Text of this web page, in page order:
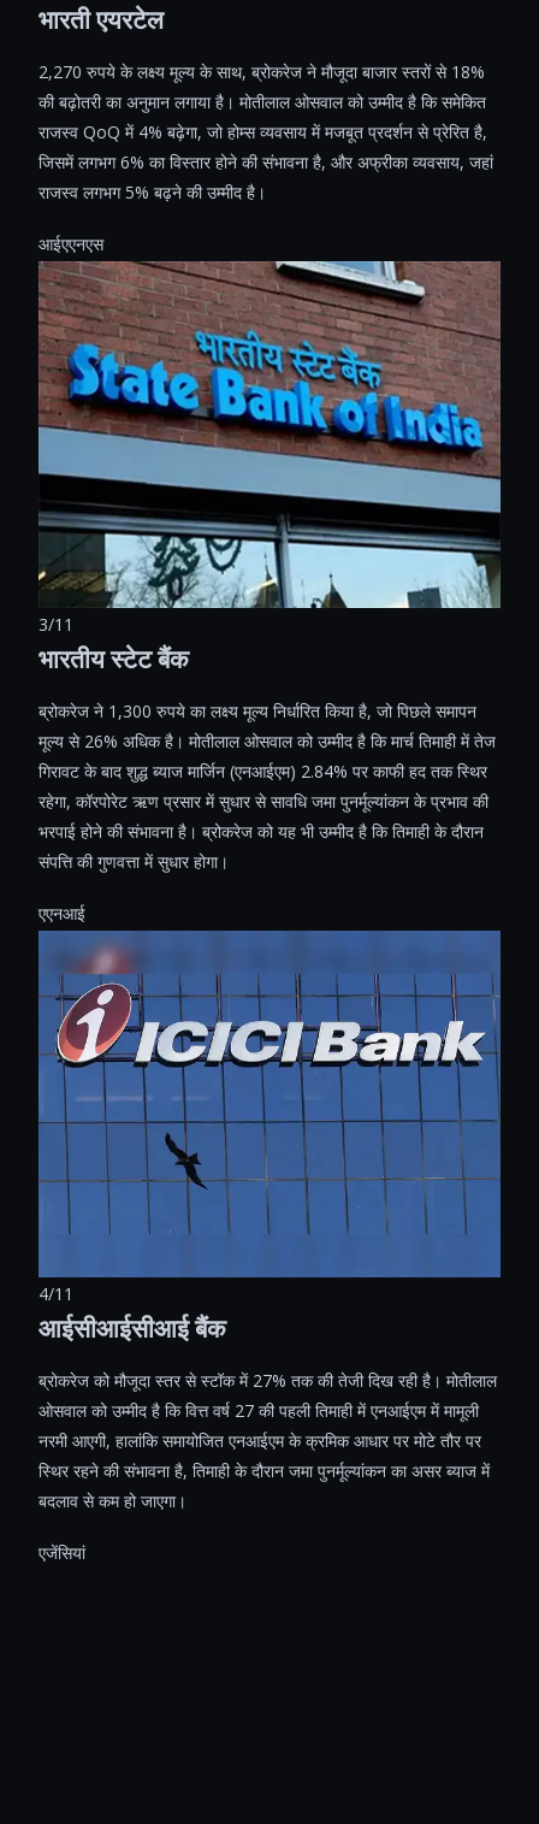
भारती एयरटेल
2,270 रुपये के लक्ष्य मूल्य के साथ, ब्रोकरेज ने मौजूदा बाजार स्तरों से 18%
की बढ़ोतरी का अनुमान लगाया है। मोतीलाल ओसवाल को उम्मीद है कि समेकित
राजस्व QoQ में 4% बढ़ेगा, जो होम्स व्यवसाय में मजबूत प्रदर्शन से प्रेरित है,
जिसमें लगभग 6% का विस्तार होने की संभावना है, और अफ्रीका व्यवसाय, जहां
राजस्व लगभग 5% बढ़ने की उम्मीद है।
आईएएनएस
3/11
भारतीय स्टेट बैंक
ब्रोकरेज ने 1,300 रुपये का लक्ष्य मूल्य निर्धारित किया है, जो पिछले समापन
मूल्य से 26% अधिक है। मोतीलाल ओसवाल को उम्मीद है कि मार्च तिमाही में तेज
गिरावट के बाद शुद्ध ब्याज मार्जिन (एनआईएम) 2.84% पर काफी हद तक स्थिर
रहेगा, कॉरपोरेट ऋण प्रसार में सुधार से सावधि जमा पुनर्मूल्यांकन के प्रभाव की
भरपाई होने की संभावना है। ब्रोकरेज को यह भी उम्मीद है कि तिमाही के दौरान
संपत्ति की गुणवत्ता में सुधार होगा।
एएनआई
4/11
आईसीआईसीआई बैंक
ब्रोकरेज को मौजूदा स्तर से स्टॉक में 27% तक की तेजी दिख रही है। मोतीलाल
ओसवाल को उम्मीद है कि वित्त वर्ष 27 की पहली तिमाही में एनआईएम में मामूली
नरमी आएगी, हालांकि समायोजित एनआईएम के क्रमिक आधार पर मोटे तौर पर
स्थिर रहने की संभावना है, तिमाही के दौरान जमा पुनर्मूल्यांकन का असर ब्याज में
बदलाव से कम हो जाएगा।
एजेंसियां ​​